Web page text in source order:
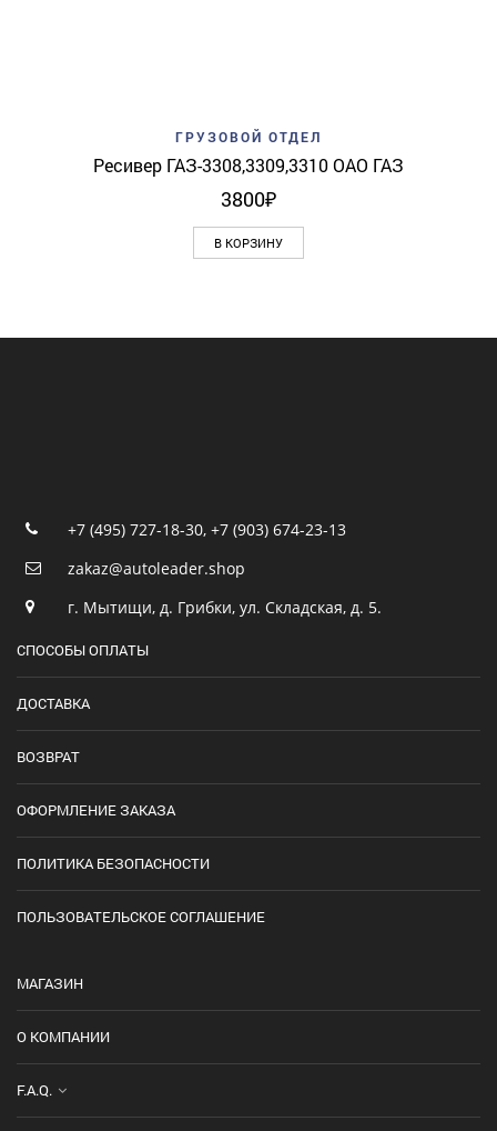
ГРУЗОВОЙ ОТДЕЛ
Ресивер ГАЗ-3308,3309,3310 ОАО ГАЗ
3800₽
В КОРЗИНУ
+7 (495) 727-18-30, +7 (903) 674-23-13
zakaz@autoleader.shop
г. Мытищи, д. Грибки, ул. Складская, д. 5.
СПОСОБЫ ОПЛАТЫ
ДОСТАВКА
ВОЗВРАТ
ОФОРМЛЕНИЕ ЗАКАЗА
ПОЛИТИКА БЕЗОПАСНОСТИ
ПОЛЬЗОВАТЕЛЬСКОЕ СОГЛАШЕНИЕ
МАГАЗИН
О КОМПАНИИ
F.A.Q.